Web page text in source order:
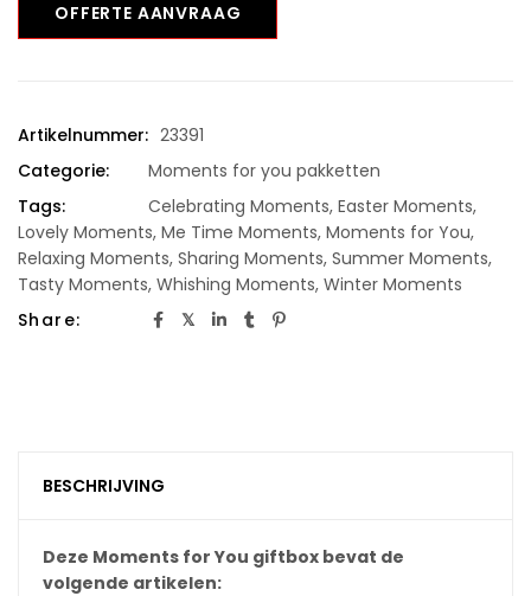
OFFERTE AANVRAAG
Artikelnummer: 23391
Categorie:
Moments for you pakketten
Tags:
Celebrating Moments, Easter Moments,
Lovely Moments, Me Time Moments, Moments for You,
Relaxing Moments, Sharing Moments, Summer Moments,
Tasty Moments, Whishing Moments, Winter Moments
Share:
BESCHRIJVING
Deze Moments for You giftbox bevat de
volgende artikelen: